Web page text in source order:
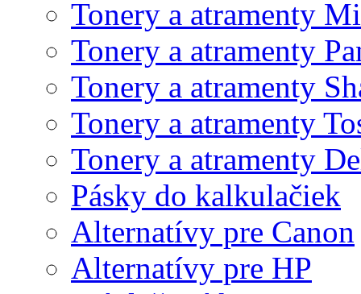
Tonery a atramenty
Tonery a atramenty
Tonery a atramenty
Tonery a atramenty
Tonery a atramenty
Pásky do kalkulačiek
Alternatívy pre Canon
Alternatívy pre HP